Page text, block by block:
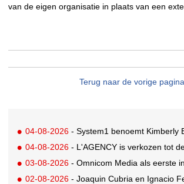
van de eigen organisatie in plaats van een
Terug naar de vorige pagina
04-08-2026 - System1 benoemt Kimberly Bastoni tot Gobal Chief
04-08-2026 - L'AGENCY is verkozen tot de nieuwe PR-
03-08-2026 - Omnicom Media als eerste in Nederland actief met
02-08-2026 - Joaquin Cubria en Ignacio Ferioli nieuwe Global CCO’s GUT, Renata